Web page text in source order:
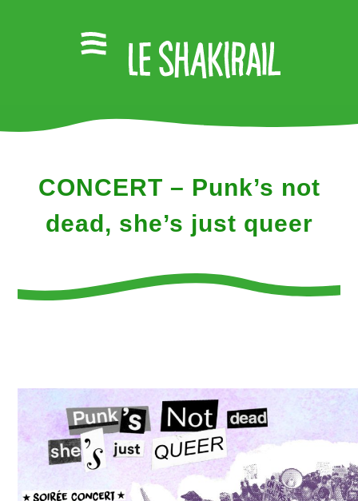
CONCERT – Punk’s not
dead, she’s just queer